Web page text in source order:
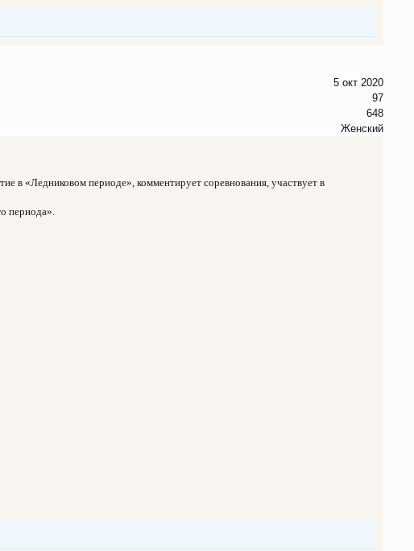
5 окт 2020
97
648
Женский
в «Ледниковом периоде», комментирует соревнования, участвует в
периода».